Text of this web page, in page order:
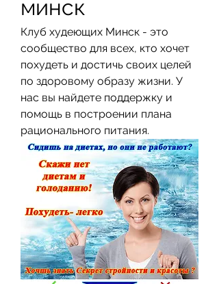
минск
Клуб худеющих Минск - это
сообщество для всех, кто хочет
похудеть и достичь своих целей
по здоровому образу жизни. У
нас вы найдете поддержку и
помощь в построении плана
рационального питания.